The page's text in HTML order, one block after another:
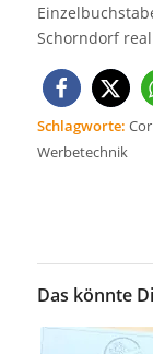
Schorndorf
Schlagworte:
Werbetechnik
Das könnte